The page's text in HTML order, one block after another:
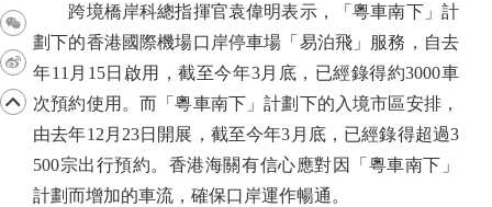
跨境橋岸科總指揮官袁偉明表示，「粵車南下」計
劃下的香港國際機場口岸停車場「易泊飛」服務，自去
年11月15日啟用，截至今年3月底，已經錄得約3000車
次預約使用。而「粵車南下」計劃下的入境市區安排，
由去年12月23日開展，截至今年3月底，已經錄得超過3
500宗出行預約。香港海關有信心應對因「粵車南下」
計劃而增加的車流，確保口岸運作暢通。